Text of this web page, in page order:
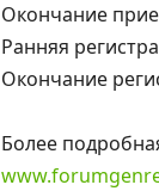
Окончание
Ранняя
Окончание
Более